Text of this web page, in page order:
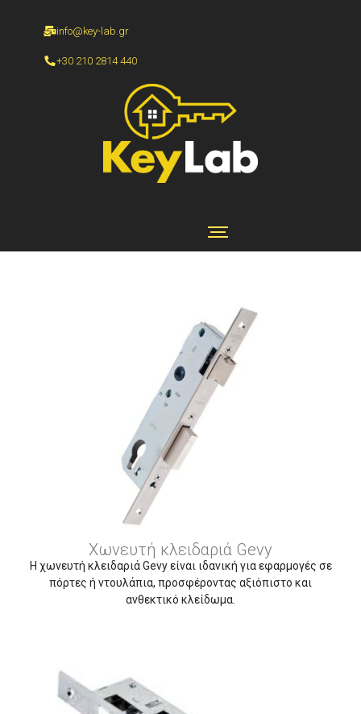
info@key-lab.gr
+30 210 2814 440
Χωνευτή κλειδαριά Gevy
Η χωνευτή κλειδαριά Gevy είναι ιδανική για εφαρμογές σε
πόρτες ή ντουλάπια, προσφέροντας αξιόπιστο και
ανθεκτικό κλείδωμα.